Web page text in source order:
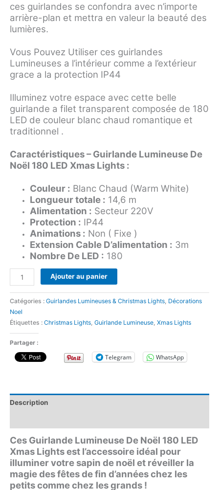
ces guirlandes se confondra avec n’importe
arrière-plan et mettra en valeur la beauté des
lumières.
Vous Pouvez Utiliser ces guirlandes
Lumineuses a l’intérieur comme a l’extérieur
grace a la protection IP44
Illuminez votre espace avec cette belle
guirlande a filet transparent composée de 180
LED de couleur blanc chaud romantique et
traditionnel .
Caractéristiques – Guirlande Lumineuse De
Noël 180 LED Xmas Lights :
Couleur : Blanc Chaud (Warm White)
Longueur totale : 14,6 m
Alimentation : Secteur 220V
Protection : IP44
Animations : Non ( Fixe )
Extension Cable D’alimentation : 3m
Nombre De LED : 180
Ajouter au panier
Catégories : Guirlandes Lumineuses & Christmas Lights, Décorations
Noel
Étiquettes : Christmas Lights, Guirlande Lumineuse, Xmas Lights
Partager :
Telegram WhatsApp
Description
Ces Guirlande Lumineuse De Noël 180 LED
Xmas Lights est l’accessoire idéal pour
illuminer votre sapin de noël et réveiller la
magie des fêtes de fin d’années chez les
petits comme chez les grands !